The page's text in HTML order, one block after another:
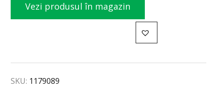
Vezi produsul în magazin
SKU: 1179089